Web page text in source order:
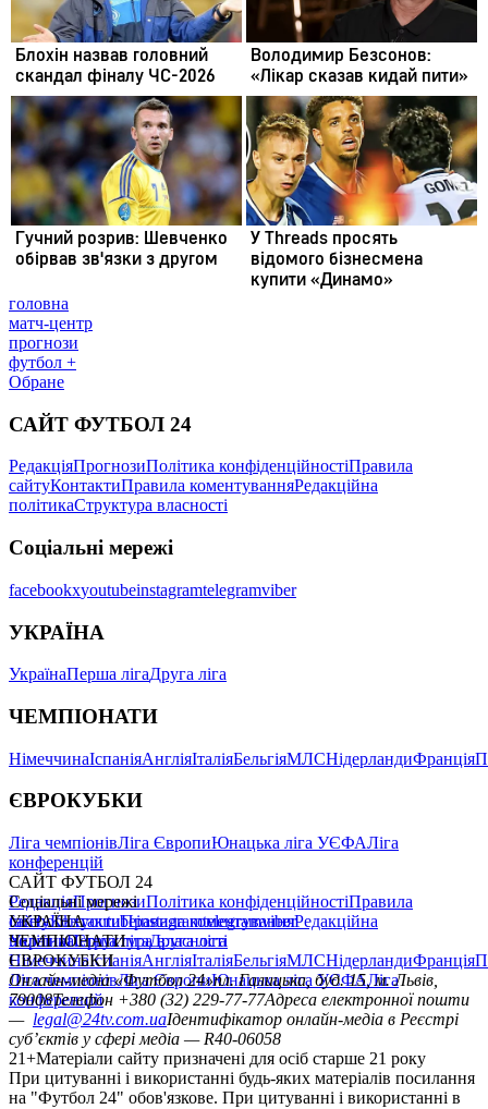
головна
матч-центр
прогнози
футбол +
Обране
САЙТ ФУТБОЛ 24
РедакціяПрогнозиПолітика конфіденційностіПравила
сайтуКонтактиПравила коментуванняРедакційна
політикаСтруктура власності
Соціальні мережі
facebookxyoutubeinstagramtelegramviber
УКРАЇНА
УкраїнаПерша лігаДруга ліга
ЧЕМПІОНАТИ
НімеччинаІспаніяАнгліяІталіяБельгіяМЛСНідерландиФранція
ЄВРОКУБКИ
Ліга чемпіонівЛіга ЄвропиЮнацька ліга УЄФАЛіга
конференцій
САЙТ ФУТБОЛ 24
РедакціяПрогнозиПолітика конфіденційностіПравила
сайтуКонтактиПравила коментуванняРедакційна
політикаСтруктура власності
Соціальні мережі
facebookxyoutubeinstagramtelegramviber
УКРАЇНА
УкраїнаПерша лігаДруга ліга
ЧЕМПІОНАТИ
НімеччинаІспаніяАнгліяІталіяБельгіяМЛСНідерландиФранція
ЄВРОКУБКИ
Ліга чемпіонівЛіга ЄвропиЮнацька ліга УЄФАЛіга
конференцій
Онлайн-медіа «Футбол 24»пл. Галицька, буд. 15, м. Львів,
79008Телефон +380 (32) 229-77-77Адреса електронної пошти
— legal@24tv.com.uaІдентифікатор онлайн-медіа в Реєстрі
суб’єктів у сфері медіа — R40-06058
21+Матеріали сайту призначені для осіб старше 21 року
При цитуванні і використанні будь-яких матеріалів посилання
на "Футбол 24" обов'язкове. При цитуванні і використанні в